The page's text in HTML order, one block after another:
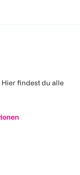
findest du alle